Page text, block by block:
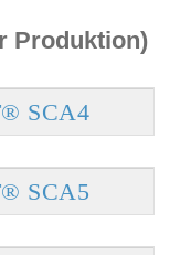
Produktion)
SCA4
SCA5